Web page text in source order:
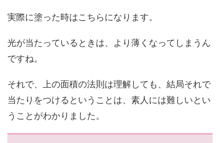
実際に塗った時はこちらになります。
光が当たっているときは、より薄くなってしまうん
ですね。
それで、上の面積の法則は理解しても、結局それで
当たりをつけるということは、素人には難しいとい
うことがわかりました。